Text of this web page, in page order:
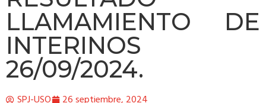
LLAMAMIENTO DE
INTERINOS
26/09/2024.
SPJ-USO 26 septiembre, 2024